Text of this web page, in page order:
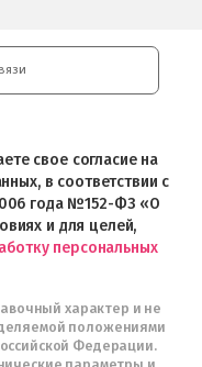
свое согласие на
в соответствии с
года №152-ФЗ «О
и для целей,
персональных
характер и не
положениями
Федерации.